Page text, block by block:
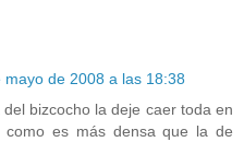
mayo de 2008 a las 18:38
bizcocho la deje caer toda en
es más densa que la de